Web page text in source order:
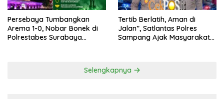
Persebaya Tumbangkan
Arema 1-0, Nobar Bonek di
Polrestabes Surabaya
Tertib Berlatih, Aman di
Jalan”, Satlantas Polres
Sampang Ajak Masyarakat
Selengkapnya